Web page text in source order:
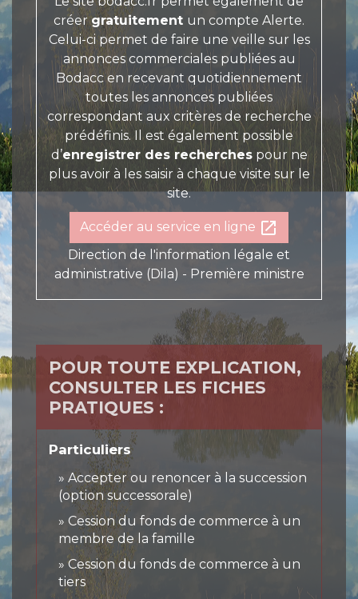
créergratuitement un compte Alerte.
Celui-ci permet de faire une veille sur les
annonces commerciales publiées au
Bodacc en recevant quotidiennement
toutes les annonces publiées
correspondant aux critères de recherche
prédéfinis. Il est également possible
d’enregistrer des recherchespour ne
plus avoir à les saisir à chaque visite sur le
site.
Accéder au service en ligne open_in_new
Direction de l'information légale et
administrative (Dila) - Première ministre
POUR TOUTE EXPLICATION,
CONSULTER LES FICHES
PRATIQUES :
Particuliers
Accepter ou renoncer à la succession
(option successorale)
Cession du fonds de commerce à un
membre de la famille
Cession du fonds de commerce à un
tiers